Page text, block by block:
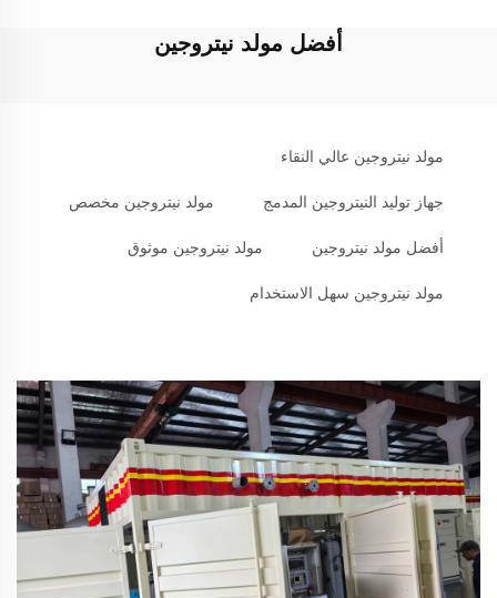
أفضل مولد نيتروجين
مولد نيتروجين عالي النقاء
جهاز توليد النيتروجين المدمج مولد نيتروجين مخصص
أفضل مولد نيتروجين مولد نيتروجين موثوق
مولد نيتروجين سهل الاستخدام